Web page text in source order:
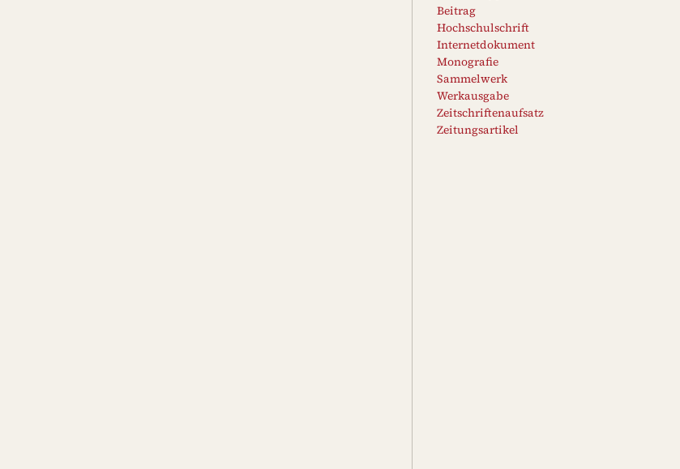
Beitrag
Hochschulschrift
Internetdokument
Monografie
Sammelwerk
Werkausgabe
Zeitschriftenaufsatz
Zeitungsartikel